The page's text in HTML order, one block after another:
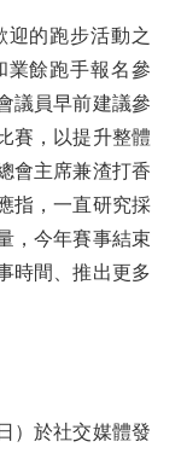
的跑步活動之
業餘跑手報名參
議員早前建議參
賽，以提升整體
會主席兼渣打香
指，一直研究採
，今年賽事結束
時間、推出更多
於社交媒體發